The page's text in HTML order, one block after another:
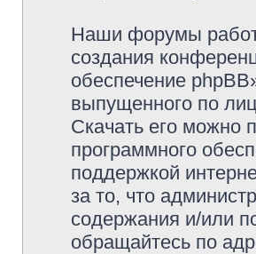
Наши форумы
создания
обеспечение
выпущенного по
Скачать его можно
программного
поддержкой
за то, что
содержания и/или
обращайтесь по